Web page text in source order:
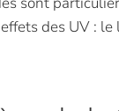
des UV :